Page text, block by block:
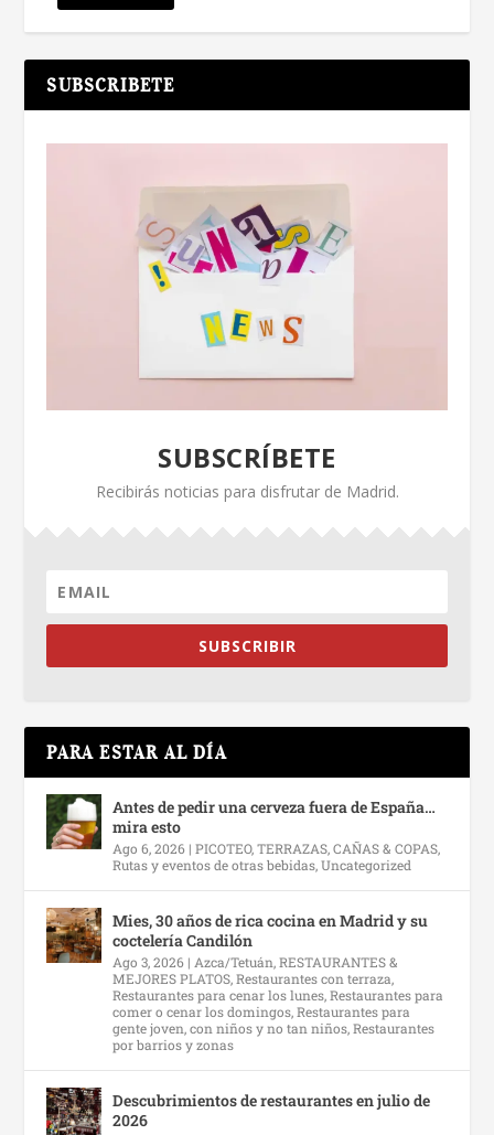
SUBSCRIBETE
SUBSCRÍBETE
Recibirás noticias para disfrutar de Madrid.
SUBSCRIBIR
PARA ESTAR AL DÍA
Antes de pedir una cerveza fuera de España…
mira esto
Ago 6, 2026 |PICOTEO, TERRAZAS, CAÑAS & COPAS,
Rutas y eventos de otras bebidas,Uncategorized
Mies, 30 años de rica cocina en Madrid y su
coctelería Candilón
Ago 3, 2026 | Azca/Tetuán,RESTAURANTES &
MEJORES PLATOS,Restaurantes con terraza,
Restaurantes para cenar los lunes,Restaurantes para
comer o cenar los domingos,Restaurantes para
gente joven, con niños y no tan niños,Restaurantes
por barrios y zonas
Descubrimientos de restaurantes en julio de
2026